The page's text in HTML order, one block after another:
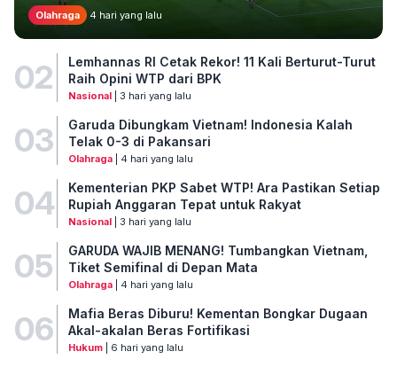
Olahraga 4 hari yang lalu
02
Lemhannas RI Cetak Rekor! 11 Kali Berturut-Turut
Raih Opini WTP dari BPK
Nasional| 3 hari yang lalu
03
Garuda Dibungkam Vietnam! Indonesia Kalah
Telak 0-3 di Pakansari
Olahraga| 4 hari yang lalu
04
Kementerian PKP Sabet WTP! Ara Pastikan Setiap
Rupiah Anggaran Tepat untuk Rakyat
Nasional| 3 hari yang lalu
05
GARUDA WAJIB MENANG! Tumbangkan Vietnam,
Tiket Semifinal di Depan Mata
Olahraga| 4 hari yang lalu
06
Mafia Beras Diburu! Kementan Bongkar Dugaan
Akal-akalan Beras Fortifikasi
Hukum| 6 hari yang lalu